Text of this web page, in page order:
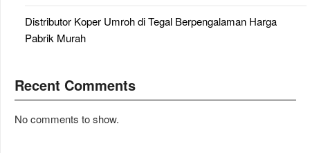
Distributor Koper Umroh di Tegal Berpengalaman Harga
Pabrik Murah
Recent Comments
No comments to show.